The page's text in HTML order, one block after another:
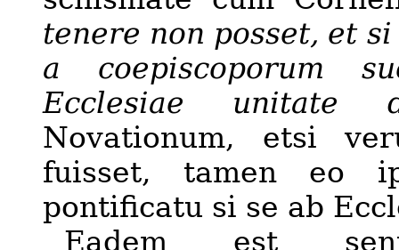
tenere non posset, et
a
coepiscoporum
Ecclesiae unitate
Novationum, etsi
fuisset, tamen eo
pontificatu si se ab
Eadem est